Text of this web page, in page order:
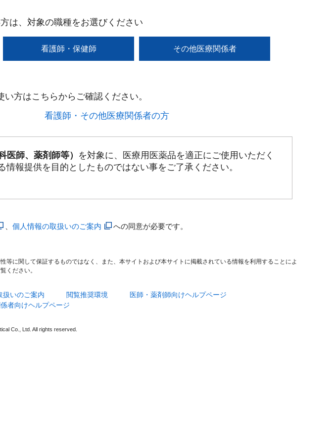
は、対象の職種をお選びください
看護師・保健師 その他医療関係者
方はこちらからご確認ください。​
看護師・その他医療関係者の方​
医師、薬剤師等） を対象に、医療用医薬品を適正にご使用いただく
報提供を目的としたものではない事をご了承ください。
、個人情報の取扱いのご案内 への同意が必要です。
に関して保証するものではなく、また、本サイトおよび本サイトに掲載されている情報を利用することによ
ください。
扱いのご案内 閲覧推奨環境
医師・薬剤師向けヘルプページ
者向けヘルプページ
Co., Ltd. All rights reserved.